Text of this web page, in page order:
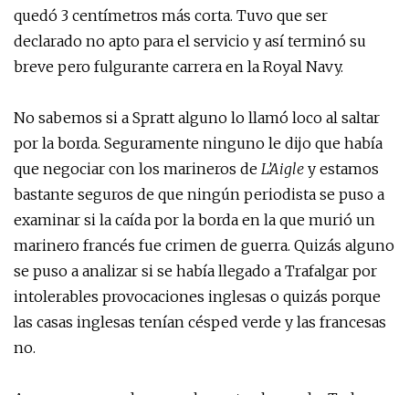
quedó 3 centímetros más corta. Tuvo que ser
declarado no apto para el servicio y así terminó su
breve pero fulgurante carrera en la Royal Navy.
No sabemos si a Spratt alguno lo llamó loco al saltar
por la borda. Seguramente ninguno le dijo que había
que negociar con los marineros de L’Aigle y estamos
bastante seguros de que ningún periodista se puso a
examinar si la caída por la borda en la que murió un
marinero francés fue crimen de guerra. Quizás alguno
se puso a analizar si se había llegado a Trafalgar por
intolerables provocaciones inglesas o quizás porque
las casas inglesas tenían césped verde y las francesas
no.